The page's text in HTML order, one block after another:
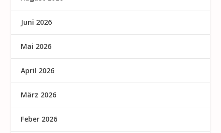
Juni 2026
Mai 2026
April 2026
März 2026
Feber 2026